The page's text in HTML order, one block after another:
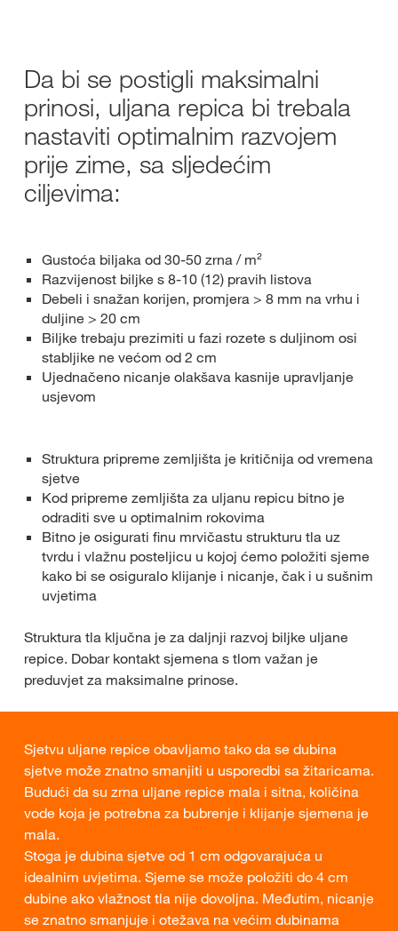
Da bi se postigli maksimalni
prinosi, uljana repica bi trebala
nastaviti optimalnim razvojem
prije zime, sa sljedećim
ciljevima:
Gustoća biljaka od 30-50 zrna / m²
Razvijenost biljke s 8-10 (12) pravih listova
Debeli i snažan korijen, promjera > 8 mm na vrhu i
duljine > 20 cm
Biljke trebaju prezimiti u fazi rozete s duljinom osi
stabljike ne većom od 2 cm
Ujednačeno nicanje olakšava kasnije upravljanje
usjevom
Struktura pripreme zemljišta je kritičnija od vremena
sjetve
Kod pripreme zemljišta za uljanu repicu bitno je
odraditi sve u optimalnim rokovima
Bitno je osigurati finu mrvičastu strukturu tla uz
tvrdu i vlažnu posteljicu u kojoj ćemo položiti sjeme
kako bi se osiguralo klijanje i nicanje, čak i u sušnim
uvjetima
Struktura tla ključna je za daljnji razvoj biljke uljane
repice. Dobar kontakt sjemena s tlom važan je
preduvjet za maksimalne prinose.
Sjetvu uljane repice obavljamo tako da se dubina
sjetve može znatno smanjiti u usporedbi sa žitaricama.
Budući da su zrna uljane repice mala i sitna, količina
vode koja je potrebna za bubrenje i klijanje sjemena je
mala.
Stoga je dubina sjetve od 1 cm odgovarajuća u
idealnim uvjetima. Sjeme se može položiti do 4 cm
dubine ako vlažnost tla nije dovoljna. Međutim, nicanje
se znatno smanjuje i otežava na većim dubinama